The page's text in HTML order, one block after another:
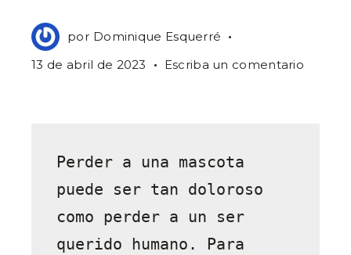
por Dominique Esquerré
13 de abril de 2023
Escriba un comentario
Perder a una mascota
puede ser tan doloroso
como perder a un ser
querido humano. Para